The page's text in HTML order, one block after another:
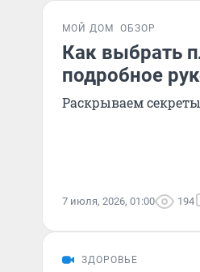
МОЙ ДОМ ОБЗОР
Как выбрать
подробное
Раскрываем
7 июля, 2026, 01:00 194
ЗДОРОВЬЕ